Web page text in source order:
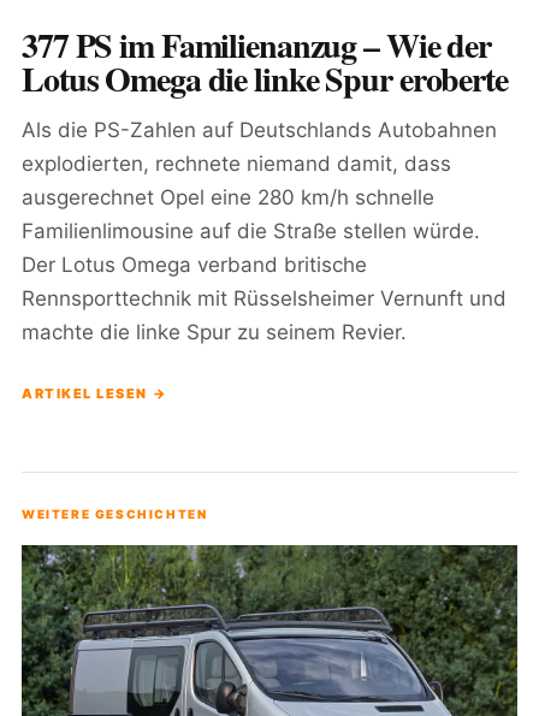
377 PS im Familienanzug – Wie der
Lotus Omega die linke Spur eroberte
Als die PS-Zahlen auf Deutschlands Autobahnen
explodierten, rechnete niemand damit, dass
ausgerechnet Opel eine 280 km/h schnelle
Familienlimousine auf die Straße stellen würde.
Der Lotus Omega verband britische
Rennsporttechnik mit Rüsselsheimer Vernunft und
machte die linke Spur zu seinem Revier.
ARTIKEL LESEN →
WEITERE GESCHICHTEN